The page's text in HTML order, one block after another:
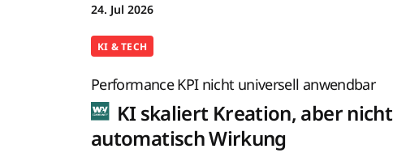
24. Jul 2026
KI & TECH
Performance KPI nicht universell anwendbar
KI skaliert Kreation, aber nicht
automatisch Wirkung